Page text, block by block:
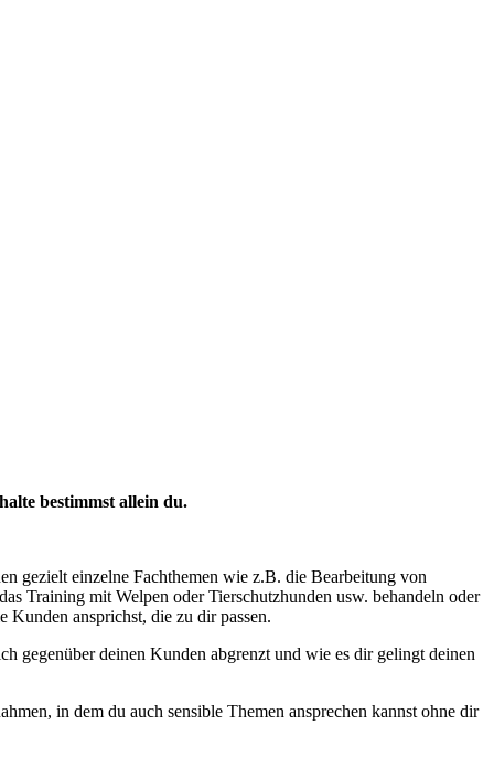
bestimmst allein du.
gezielt einzelne Fachthemen wie z.B. die Bearbeitung von
Training mit Welpen oder Tierschutzhunden usw. behandeln oder
Kunden ansprichst, die zu dir passen.
gegenüber deinen Kunden abgrenzt und wie es dir gelingt deinen
in dem du auch sensible Themen ansprechen kannst ohne dir